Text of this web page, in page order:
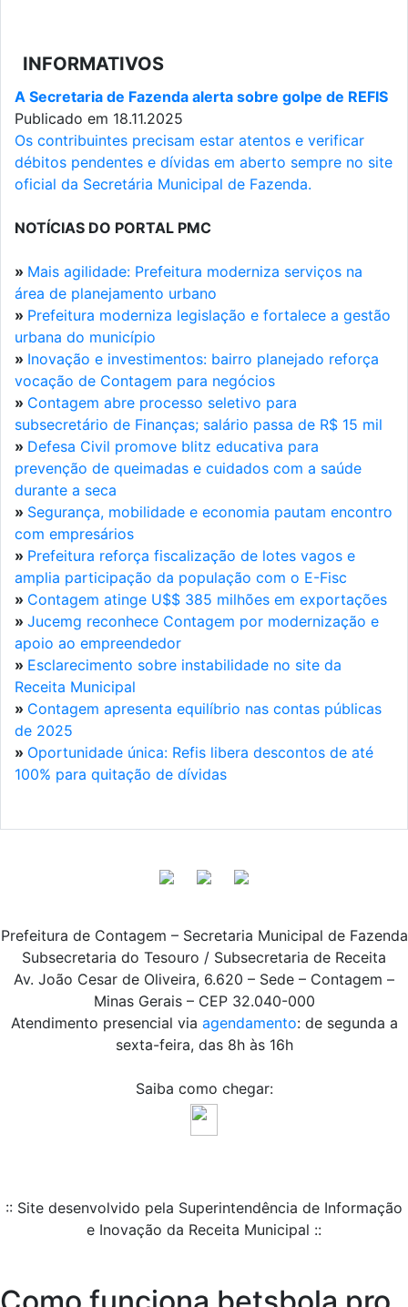
INFORMATIVOS
A Secretaria de Fazenda alerta sobre golpe de REFIS
Publicado em 18.11.2025
Os contribuintes precisam estar atentos e verificar
débitos pendentes e dívidas em aberto sempre no site
oficial da Secretária Municipal de Fazenda.
NOTÍCIAS DO PORTAL PMC
» Mais agilidade: Prefeitura moderniza serviços na
área de planejamento urbano
» Prefeitura moderniza legislação e fortalece a gestão
urbana do município
» Inovação e investimentos: bairro planejado reforça
vocação de Contagem para negócios
» Contagem abre processo seletivo para
subsecretário de Finanças; salário passa de R$ 15 mil
» Defesa Civil promove blitz educativa para
prevenção de queimadas e cuidados com a saúde
durante a seca
» Segurança, mobilidade e economia pautam encontro
com empresários
» Prefeitura reforça fiscalização de lotes vagos e
amplia participação da população com o E-Fisc
» Contagem atinge U$$ 385 milhões em exportações
» Jucemg reconhece Contagem por modernização e
apoio ao empreendedor
» Esclarecimento sobre instabilidade no site da
Receita Municipal
» Contagem apresenta equilíbrio nas contas públicas
de 2025
» Oportunidade única: Refis libera descontos de até
100% para quitação de dívidas
Prefeitura de Contagem – Secretaria Municipal de Fazenda
Subsecretaria do Tesouro / Subsecretaria de Receita
Av. João Cesar de Oliveira, 6.620 – Sede – Contagem –
Minas Gerais – CEP 32.040-000
Atendimento presencial via agendamento: de segunda a
sexta-feira, das 8h às 16h
Saiba como chegar:
:: Site desenvolvido pela Superintendência de Informação
e Inovação da Receita Municipal ::